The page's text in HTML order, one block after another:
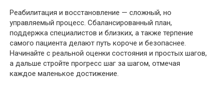
Реабилитация и восстановление — сложный, но
управляемый процесс. Сбалансированный план,
поддержка специалистов и близких, а также терпение
самого пациента делают путь короче и безопаснее.
Начинайте с реальной оценки состояния и простых шагов,
а дальше стройте прогресс шаг за шагом, отмечая
каждое маленькое достижение.